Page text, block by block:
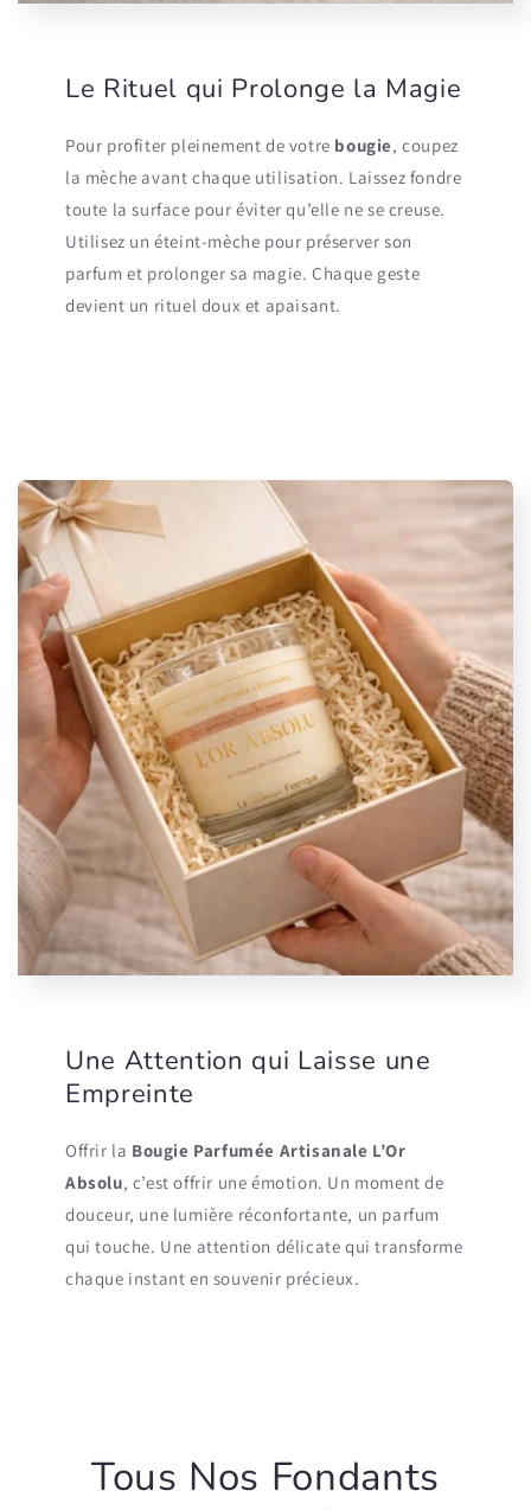
Le Rituel qui Prolonge la Magie
Pour profiter pleinement de votre bougie, coupez
la mèche avant chaque utilisation. Laissez fondre
toute la surface pour éviter qu’elle ne se creuse.
Utilisez un éteint-mèche pour préserver son
parfum et prolonger sa magie. Chaque geste
devient un rituel doux et apaisant.
Une Attention qui Laisse une
Empreinte
Offrir la Bougie Parfumée Artisanale L’Or
Absolu, c’est offrir une émotion. Un moment de
douceur, une lumière réconfortante, un parfum
qui touche. Une attention délicate qui transforme
chaque instant en souvenir précieux.
Tous Nos Fondants